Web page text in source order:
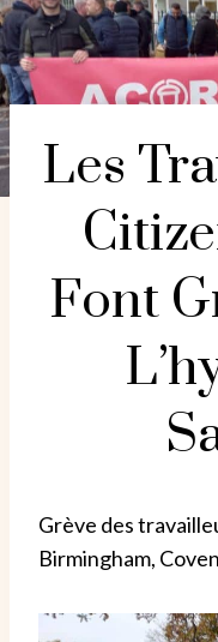
Les
Font
Grève des
Birmingham,